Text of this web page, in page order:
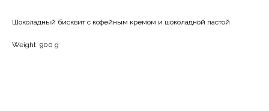
Шоколадный бисквит с кофейным кремом и шоколадной пастой
Weight: 900 g